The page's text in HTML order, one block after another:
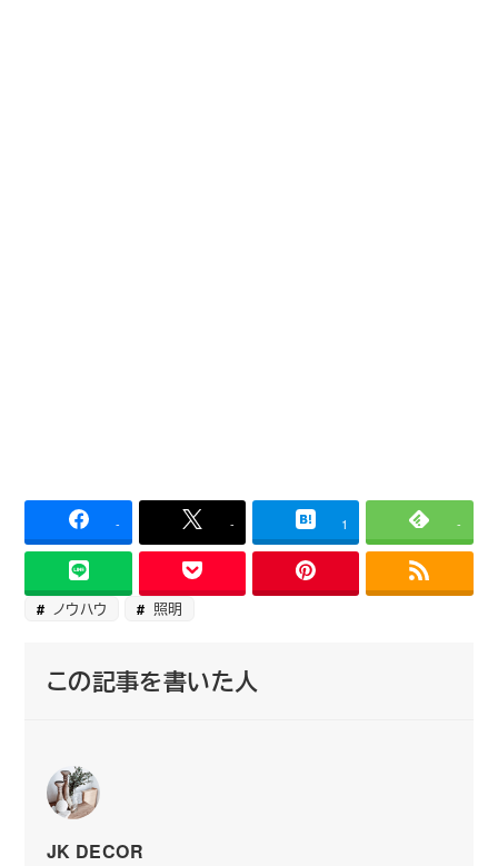
- - 1 -
ノウハウ 照明
この記事を書いた人
JK DECOR